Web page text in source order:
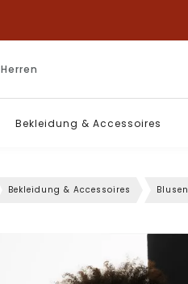
Herren
Bekleidung & Accessoires
Bekleidung & Accessoires Blusen